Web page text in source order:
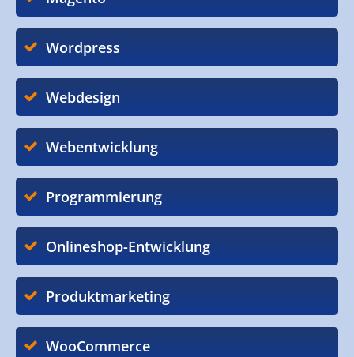
Wordpress
Webdesign
Webentwicklung
Programmierung
Onlineshop-Entwicklung
Produktmarketing
WooCommerce